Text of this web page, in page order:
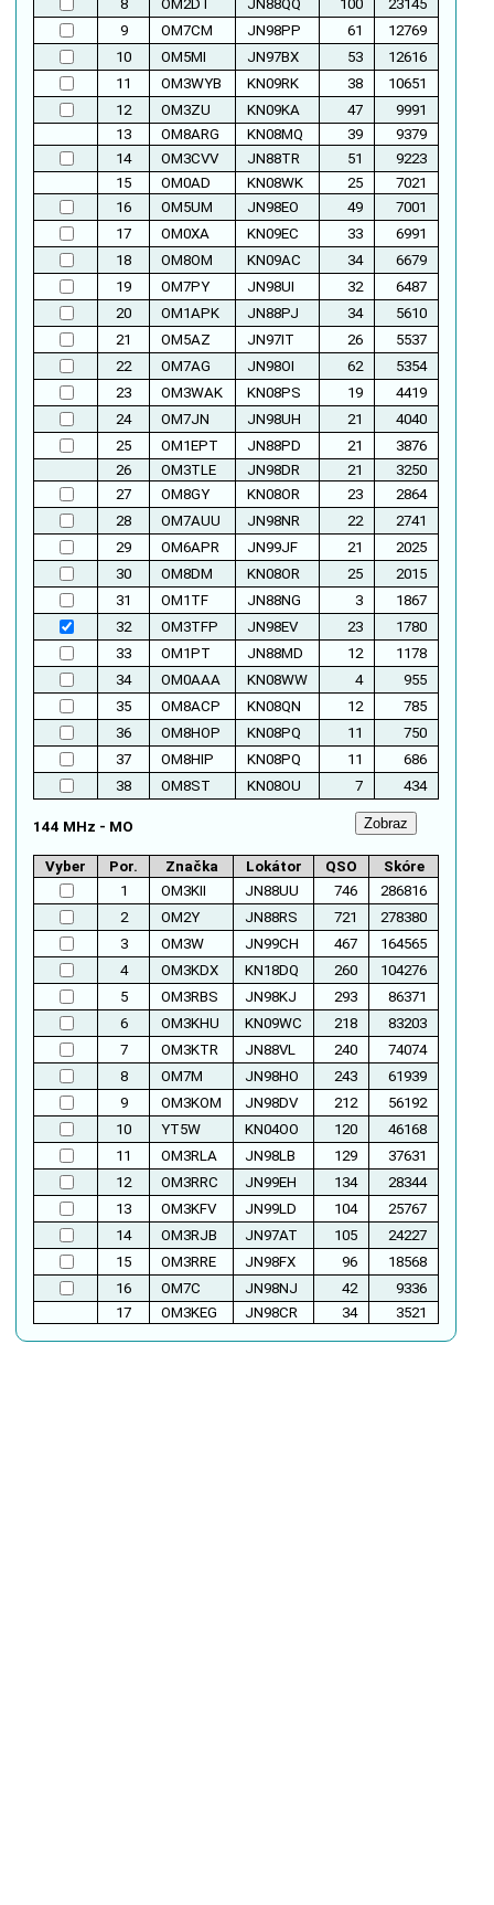
8 OM2DT JN88QQ 100
23145
9
OM7CM JN98PP 61
12769
10
OM5MI JN97BX 53
12616
11
OM3WYB KN09RK 38
10651
12
OM3ZU KN09KA 47
9991
13
OM8ARG KN08MQ 39
9379
14
OM3CVV JN88TR 51
9223
15
OM0AD KN08WK 25
7021
16
OM5UM JN98EO 49
7001
17
OM0XA KN09EC 33
6991
18
OM8OM KN09AC 34
6679
19
OM7PY JN98UI 32
6487
20
OM1APK JN88PJ 34
5610
21
OM5AZ JN97IT 26
5537
22
OM7AG JN98OI 62
5354
23
OM3WAK KN08PS 19
4419
24
OM7JN JN98UH 21
4040
25
OM1EPT JN88PD 21
3876
26
OM3TLE JN98DR 21
3250
27
OM8GY KN08OR 23
2864
28
OM7AUU JN98NR 22
2741
29
OM6APR JN99JF 21
2025
30
OM8DM KN08OR 25
2015
31
OM1TF JN88NG 3
1867
32
OM3TFP JN98EV 23
1780
33
OM1PT JN88MD 12
1178
34
OM0AAA KN08WW 4
955
35
OM8ACP KN08QN 12
785
36
OM8HOP KN08PQ 11
750
37
OM8HIP KN08PQ 11
686
38
OM8ST KN08OU 7 434
144 MHz - MO
Vyber Por. Značka Lokátor QSO
Skóre
1
OM3KII JN88UU 746
286816
2
OM2Y JN88RS 721
278380
3
OM3W JN99CH 467
164565
4
OM3KDX KN18DQ 260
104276
5
OM3RBS JN98KJ 293
86371
6
OM3KHU KN09WC 218
83203
7
OM3KTR JN88VL 240
74074
8
OM7M JN98HO 243
61939
9
OM3KOM JN98DV 212
56192
10
YT5W KN04OO 120
46168
11
OM3RLA JN98LB 129
37631
12
OM3RRC JN99EH 134
28344
13
OM3KFV JN99LD 104
25767
14
OM3RJB JN97AT 105
24227
15
OM3RRE JN98FX 96
18568
16
OM7C JN98NJ 42
9336
17
OM3KEG JN98CR 34 3521